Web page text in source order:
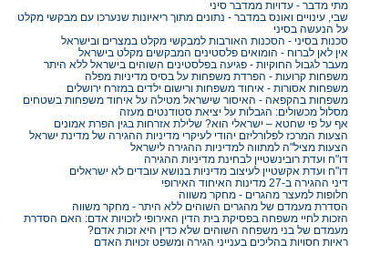
מתי מדבר - עדויות ממדבר סיני
שבי, עינויים ואונס במדבר - נתונים מתוך ריאיונות שנערכו עם מבקשי מקלט
על הנעשה בסיני
סכנות בסיני - הסכנות האורבות למבקשי מקלט במצרים ובישראל
אין לאן לברוח - הומואים פלסטינים המבקשים מקלט בישראל
מעבר לגבול החוקיות - פגיעה בפלסטינים השוהים בישראל ללא היתר
משפחות קרועות - הפרדת משפחות על בסיס מדיניות מפלה
משפחות אסורות - איחוד משפחות ורישום ילדים במזרח ירושלים
משפחות בהקפאה - האיסור שישראל מטילה על איחוד משפחות בשטחים
מסלול מכשולים: הגבלות על יציאת סטודנטים מעזה
אף על פי שחטא – ישראלי הוא? שלילת אזרחות בגין הפרת אמונים
הצעות המרכז לפלורליזם יהודי לעיקרי מדיניות ההגירה של מדינת ישראל
הצעות מציל"ה למתווה למדיניות ההגירה לישראל
דו"ח ועדת רובינשטיין לבחינת מדיניות ההגירה
דו"ח ועדת אקשטיין לעיצוב מדיניות בנושא עובדים לא ישראלים
דיני ההגירה ב-27 מדינות האיחוד האירופי
חלופות למעצר מהגרים - מחקר משווה
הסדרת מעמדם של מהגרים השוהים ללא היתר - מחקר משווה
הזכות לחיי משפחה בפסיקת בית הדין האירופי לזכויות אדם: האם הסדרת
מעמדם של בני משפחה השוהים שלא כדין היא זכות אדם?
ראיות חסויות בהליכים בענייני הגירה ומשפט זכויות האדם